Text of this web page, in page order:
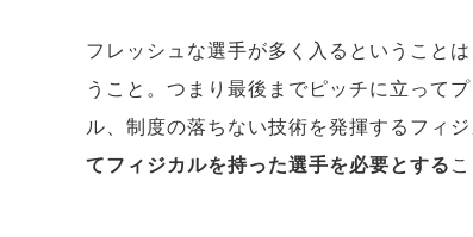
フレッシュな選手が多く入るということ
うこと。つまり最後までピッチに立って
ル、制度の落ちない技術を発揮するフィ
てフィジカルを持った選手を必要とする